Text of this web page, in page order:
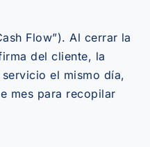
Flow”). Al cerrar la
del cliente, la
el mismo día,
mes para recopilar